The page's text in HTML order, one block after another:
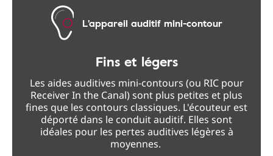
L'appareil auditif mini-contour
Fins et légers
Les aides auditives mini-contours (ou RIC pour
Receiver In the Canal) sont plus petites et plus
fines que les contours classiques. L'écouteur est
déporté dans le conduit auditif. Elles sont
idéales pour les pertes auditives légères à
moyennes.